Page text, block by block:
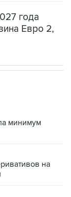
года
Евро 2,
минимум
на